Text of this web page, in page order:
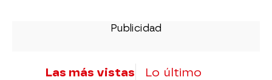
Las más vistas Lo último